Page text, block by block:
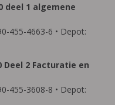
deel 1 algemene
455-4663-6 • Depot:
Deel 2 Facturatie en
455-3608-8 • Depot: